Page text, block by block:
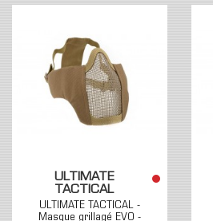
ULTIMATE
TACTICAL
ULTIMATE TACTICAL -
Masque grillagé EVO -